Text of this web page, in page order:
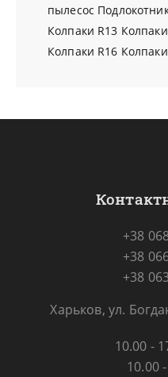
пылесос
Колпаки R13
Колпаки R16
+38
+38
+38
Харьков, ул.
10.00 -
10.00